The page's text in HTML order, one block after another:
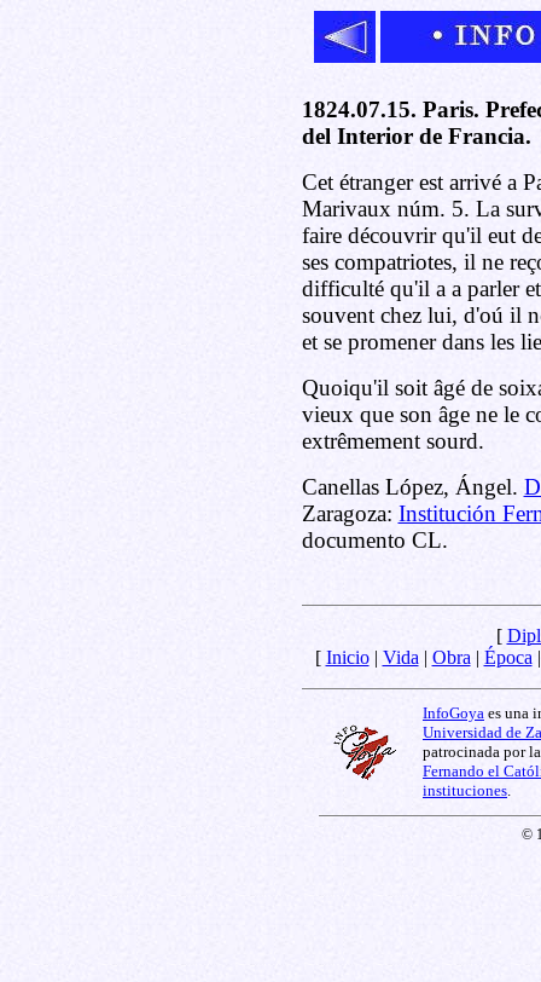
1824.07.15. Paris.
del Interior de Francia.
Cet étranger est arrivé a
Marivaux núm. 5. La
faire découvrir qu'il eut
ses compatriotes, il ne
difficulté qu'il a a parler
souvent chez lui, d'oú il
et se promener dans les
Quoiqu'il soit âgé de
vieux que son âge ne le
extrêmement sourd.
Canellas López, Ángel.
Zaragoza: Institución
documento CL.
[
[ Inicio| Vida | Obra | Época
InfoGoya es una
Universidad de
patrocinada por
Fernando el
instituciones
©